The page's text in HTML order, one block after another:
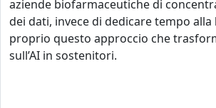
aziende biofarmaceutiche di
dei dati, invece di dedicare tempo alla
proprio questo approccio che
sull’AI in sostenitori.